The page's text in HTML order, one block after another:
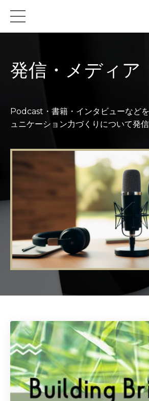
発信・メディア
Podcast・書籍・インタビューなど
ュニケーション力づくりについて発信